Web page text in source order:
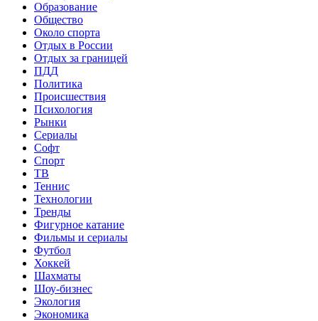
Образование
Общество
Около спорта
Отдых в России
Отдых за границей
ПДД
Политика
Происшествия
Психология
Рынки
Сериалы
Софт
Спорт
ТВ
Теннис
Технологии
Тренды
Фигурное катание
Фильмы и сериалы
Футбол
Хоккей
Шахматы
Шоу-бизнес
Экология
Экономика